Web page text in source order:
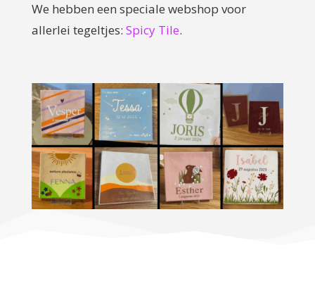
We hebben een speciale webshop voor
allerlei tegeltjes: Spicy Tile.